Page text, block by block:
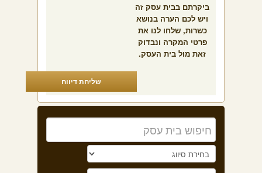
ביקרתם בבית עסק זה
ויש לכם הערה בנושא
כשרות, שלחו לנו את
פרטי המקרה ונבדוק
זאת מול בית העסק.
שליחת דיווח